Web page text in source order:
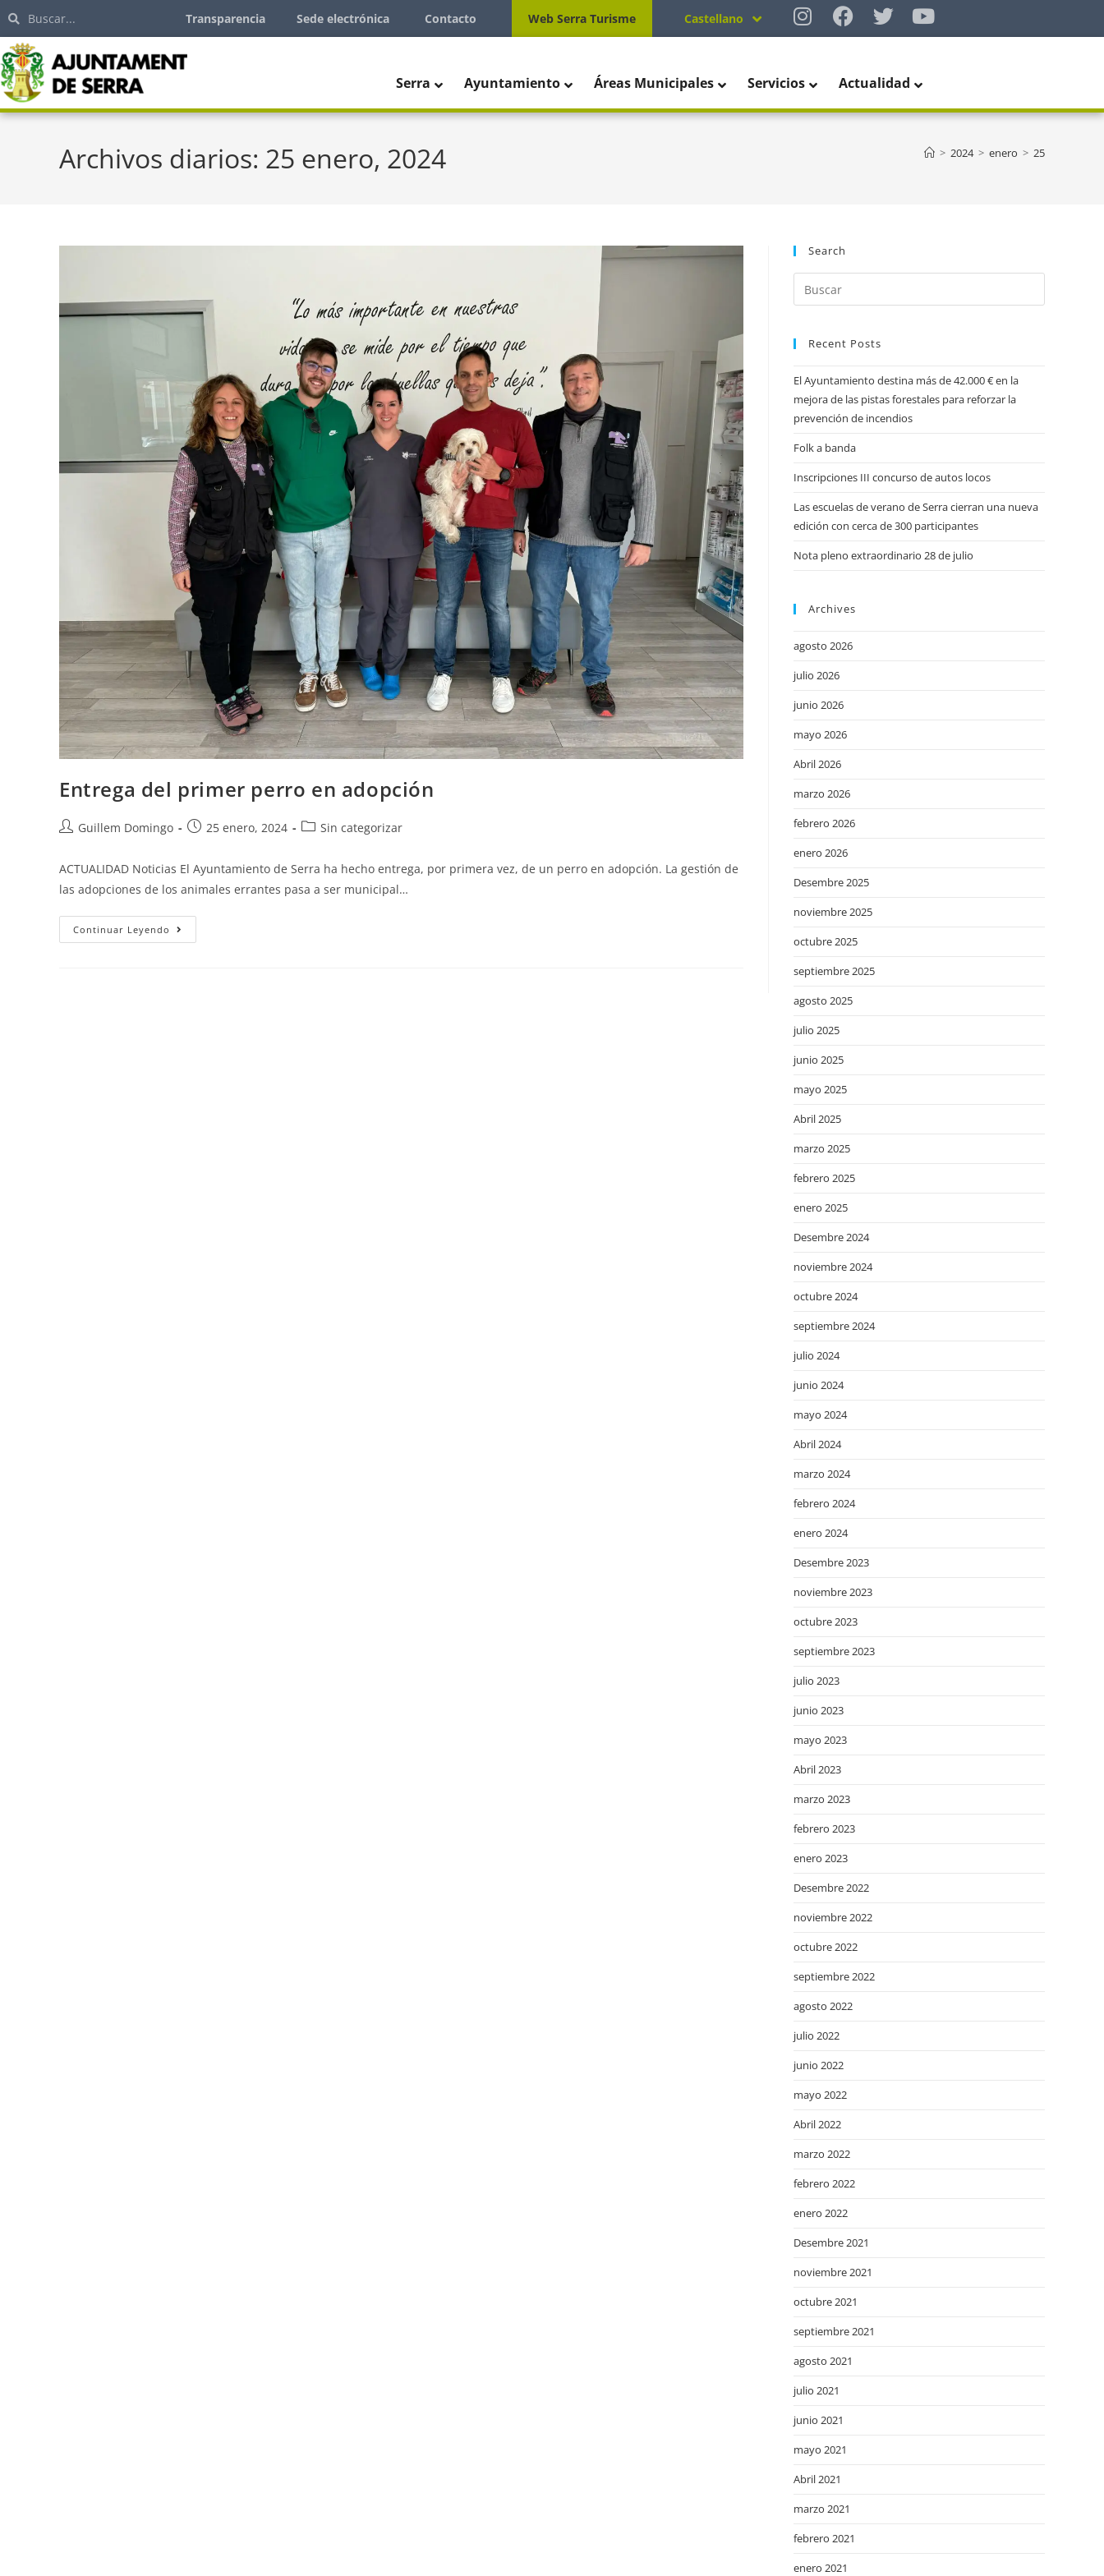
Transparencia Sede electrónica Contacto Web Serra Turisme Castellano
Serra Ayuntamiento Áreas Municipales Servicios Actualidad
Archivos diarios: 25 enero, 2024 > 2024 > enero > 25
Entrega del primer perro en adopción
Guillem Domingo 25 enero, 2024 Sin categorizar
ACTUALIDAD Noticias El Ayuntamiento de Serra ha hecho entrega, por primera vez, de un perro en adopción. La gestión de
las adopciones de los animales errantes pasa a ser municipal…
Continuar Leyendo
Search
Recent Posts
El Ayuntamiento destina más de 42.000 € en la
mejora de las pistas forestales para reforzar la
prevención de incendios
Folk a banda
Inscripciones III concurso de autos locos
Las escuelas de verano de Serra cierran una nueva
edición con cerca de 300 participantes
Nota pleno extraordinario 28 de julio
Archives
agosto 2026
julio 2026
junio 2026
mayo 2026
Abril 2026
marzo 2026
febrero 2026
enero 2026
Desembre 2025
noviembre 2025
octubre 2025
septiembre 2025
agosto 2025
julio 2025
junio 2025
mayo 2025
Abril 2025
marzo 2025
febrero 2025
enero 2025
Desembre 2024
noviembre 2024
octubre 2024
septiembre 2024
julio 2024
junio 2024
mayo 2024
Abril 2024
marzo 2024
febrero 2024
enero 2024
Desembre 2023
noviembre 2023
octubre 2023
septiembre 2023
julio 2023
junio 2023
mayo 2023
Abril 2023
marzo 2023
febrero 2023
enero 2023
Desembre 2022
noviembre 2022
octubre 2022
septiembre 2022
agosto 2022
julio 2022
junio 2022
mayo 2022
Abril 2022
marzo 2022
febrero 2022
enero 2022
Desembre 2021
noviembre 2021
octubre 2021
septiembre 2021
agosto 2021
julio 2021
junio 2021
mayo 2021
Abril 2021
marzo 2021
febrero 2021
enero 2021